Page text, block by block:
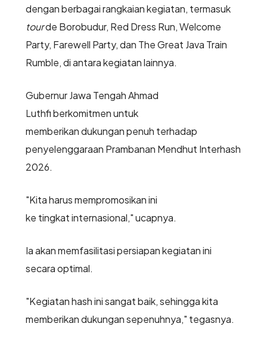
dengan berbagai rangkaian kegiatan, termasuk
tourde Borobudur, Red Dress Run, Welcome
Party, Farewell Party, dan The Great Java Train
Rumble, di antara kegiatan lainnya.
Gubernur Jawa Tengah Ahmad
Luthfi berkomitmen untuk
memberikan dukungan penuh terhadap
penyelenggaraan Prambanan Mendhut Interhash
2026.
"Kita harus mempromosikan ini
ke tingkat internasional," ucapnya.
Ia akan memfasilitasi persiapan kegiatan ini
secara optimal.
"Kegiatan hash ini sangat baik, sehingga kita
memberikan dukungan sepenuhnya," tegasnya.